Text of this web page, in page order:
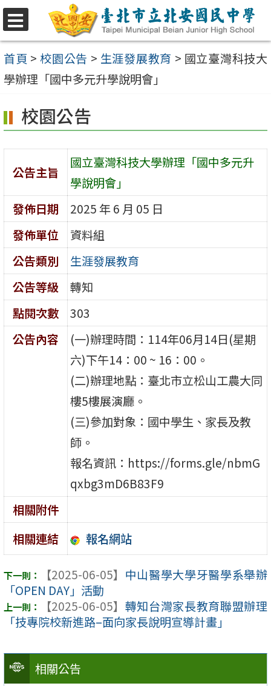
選
單
跳
至
主
要
容
區
首頁 > 校園公告 > 生涯發展教育 > 國立臺灣科技大
學辦理「國中多元升學說明會」
相關公告
校園公告
公告主旨
國立臺灣科技大學辦理「國中多元升
學說明會」
發佈日期
2025 年 6 月 05 日
發佈單位
資料組
公告類別
生涯發展教育
公告等級
轉知
點閱次數
303
公告內容
(一)辦理時間：114年06月14日(星期
六)下午14：00 ~ 16：00。
(二)辦理地點：臺北市立松山工農大同
樓5樓展演廳。
(三)參加對象：國中學生、家長及教
師。
報名資訊：https://forms.gle/nbmG
qxbg3mD6B83F9
相關附件
相關連結
報名網站
【2025-06-05】 中山醫學大學牙醫學系舉辦
「OPEN DAY」活動
【2025-06-05】 轉知台灣家長教育聯盟辦理
「技專院校新進路–面向家長說明宣導計畫」